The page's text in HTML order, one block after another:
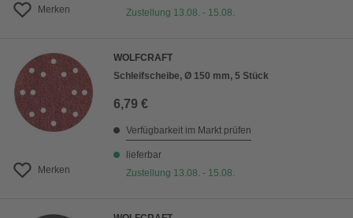
Merken Zustellung 13.08. - 15.08.
Merken
WOLFCRAFT
Schleifscheibe, Ø 150 mm, 5 Stück
6,79 €
Verfügbarkeit im Markt prüfen
lieferbar
Zustellung 13.08. - 15.08.